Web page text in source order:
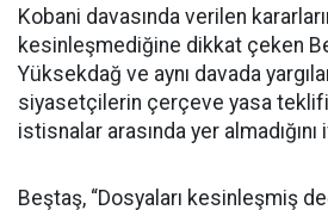
Kobani davasında verilen
kesinleşmediğine dikkat çeken
Yüksekdağ ve aynı davada
siyasetçilerin çerçeve yasa
istisnalar arasında yer
Beştaş, “Dosyaları kesinleşmiş